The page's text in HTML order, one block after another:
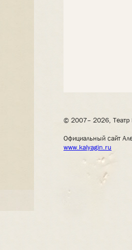
© 2007– 2026, Театр
Официальный сайт
www.kalyagin.ru